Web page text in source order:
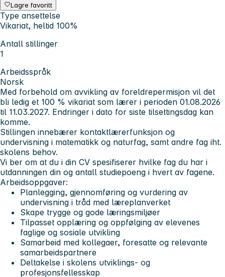
Lagre favoritt
Type ansettelse
Vikariat, heltid 100%
Antall stillinger
1
Arbeidsspråk
Norsk
Med forbehold om avvikling av foreldrepermisjon vil det
bli ledig et 100 % vikariat som lærer i perioden 01.08.2026
til 11.03.2027. Endringer i dato for siste tilsettingsdag kan
komme.
Stillingen innebærer kontaktlærerfunksjon og
undervisning i matematikk og naturfag, samt andre fag iht.
skolens behov.
Vi ber om at du i din CV spesifiserer hvilke fag du har i
utdanningen din og antall studiepoeng i hvert av fagene.
Arbeidsoppgaver:
Planlegging, gjennomføring og vurdering av
undervisning i tråd med læreplanverket
Skape trygge og gode læringsmiljøer
Tilpasset opplæring og oppfølging av elevenes
faglige og sosiale utvikling
Samarbeid med kollegaer, foresatte og relevante
samarbeidspartnere
Deltakelse i skolens utviklings- og
profesjonsfellesskap